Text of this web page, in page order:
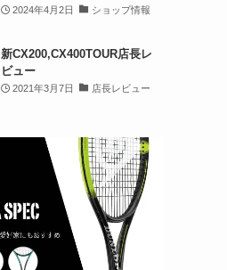
2024年4月2日 ショップ情報
新CX200,CX400TOUR店長レ
ビュー
2021年3月7日 店長レビュー